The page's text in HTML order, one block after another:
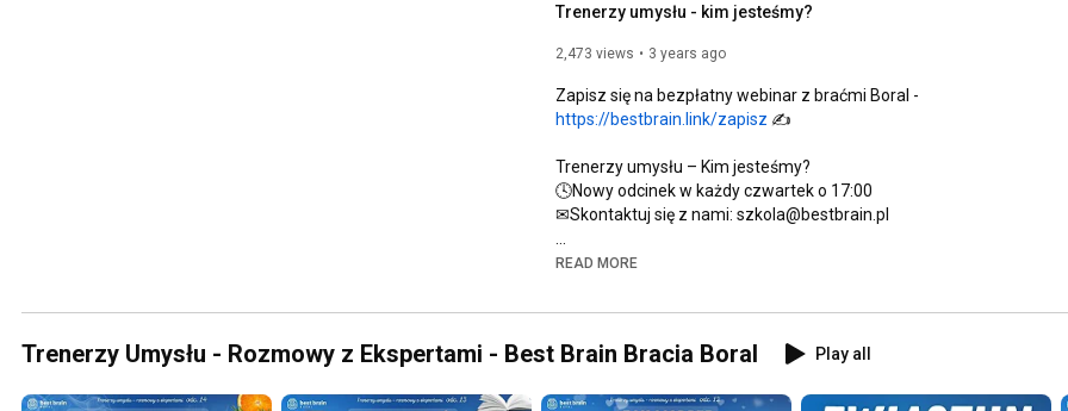
Trenerzy umysłu - kim jesteśmy?
2,473 views 3 years ago
https://bestbrain.link/zapisz ✍️
Trenerzy umysłu – Kim jesteśmy?
🕓Nowy odcinek w każdy czwartek o 17:00
✉Skontaktuj się z nami: szkola@bestbrain.pl
Znajdź nas na:
👉instagramie https://www.instagram.com/bestbrain_b...
👥Bracia Boral – kim jesteśmy?
nauce i w zdobywaniu nowych umiejętności? Jeśli jesteś
READ MORE
Trenerzy Umysłu - Rozmowy z Ekspertami - Best Brain Bracia Boral Play all